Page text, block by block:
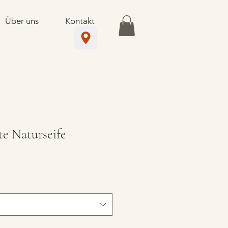
Über uns Kontakt
Naturseife